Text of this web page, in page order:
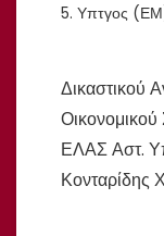
5. Υπτγος
Δικαστικού
ΕΛΑΣ Αστ.
Κονταρίδης